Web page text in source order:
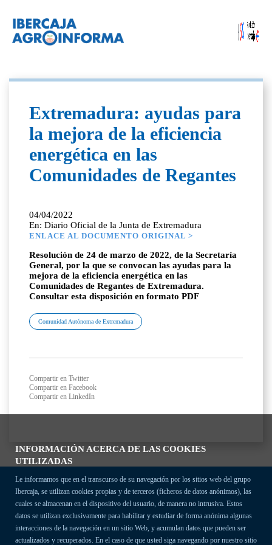
INFORMACIÓN ACERCA DE LAS COOKIES
UTILIZADAS
Le informamos que en el transcurso de su navegación por los sitios web del grupo
Ibercaja, se utilizan cookies propias y de terceros (ficheros de datos anónimos), las
cuales se almacenan en el dispositivo del usuario, de manera no intrusiva. Estos
datos se utilizan exclusivamente para habilitar y estudiar de forma anónima algunas
interacciones de la navegación en un sitio Web, y acumulan datos que pueden ser
actualizados y recuperados. En el caso de que usted siga navegando por nuestro sitio
Extremadura: ayudas para
la mejora de la eficiencia
energética en las
Comunidades de Regantes
04/04/2022
En: Diario Oficial de la Junta de Extremadura
ENLACE AL DOCUMENTO ORIGINAL >
Resolución de 24 de marzo de 2022, de la Secretaría
General, por la que se convocan las ayudas para la
mejora de la eficiencia energética en las
Comunidades de Regantes de Extremadura.
Consultar esta disposición en formato PDF
Comunidad Autónoma de Extremadura
Compartir en Twitter
Compartir en Facebook
Compartir en LinkedIn